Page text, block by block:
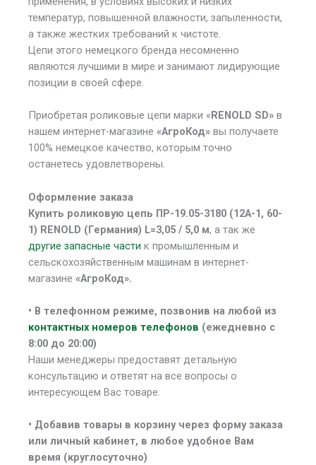
температур, повышенной влажности, запыленности,
а также жестких требований к чистоте.
Цепи этого немецкого бренда несомненно
являются лучшими в мире и занимают лидирующие
позиции в своей сфере.
Приобретая роликовые цепи марки «RENOLD SD» в
нашем интернет-магазине «АгроКод» вы получаете
100% немецкое качество, которым точно
останетесь удовлетворены.
Оформление заказа
Купить роликовую цепь ПР-19.05-3180 (12А-1, 60-
1) RENOLD (Германия) L=3,05 / 5,0 м, а так же
другие запасные части к промышленным и
сельскохозяйственным машинам в интернет-
магазине «АгроКод».
• В телефонном режиме, позвонив на любой из
контактных номеров телефонов (ежедневно с
8:00 до 20:00)
Наши менеджеры предоставят детальную
консультацию и ответят на все вопросы о
интересующем Вас товаре.
• Добавив товары в корзину через форму заказа
или личный кабинет, в любое удобное Вам
время (круглосуточно)